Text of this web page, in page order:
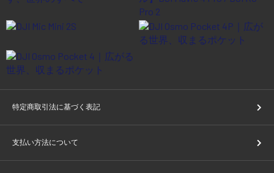
特定商取引法に基づく表記
支払い方法について